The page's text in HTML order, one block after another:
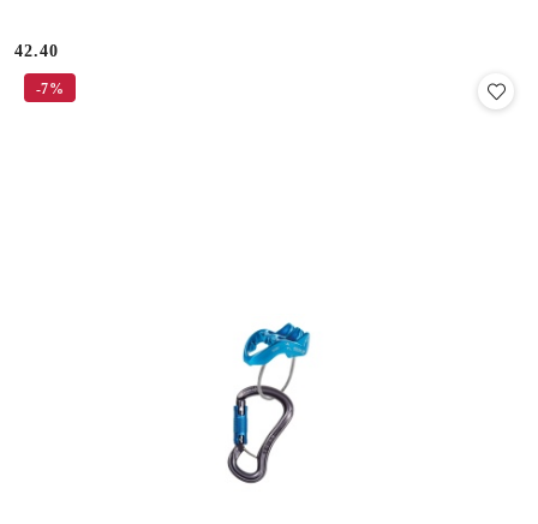
Cena:
42.40
-7%